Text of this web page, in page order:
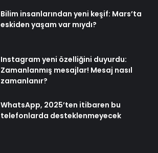
Bilim insanlarından yeni keşif: Mars’ta
eskiden yaşam var mıydı?
Instagram yeni özelliğini duyurdu:
Zamanlanmış mesajlar! Mesaj nasıl
zamanlanır?
WhatsApp, 2025’ten itibaren bu
telefonlarda desteklenmeyecek